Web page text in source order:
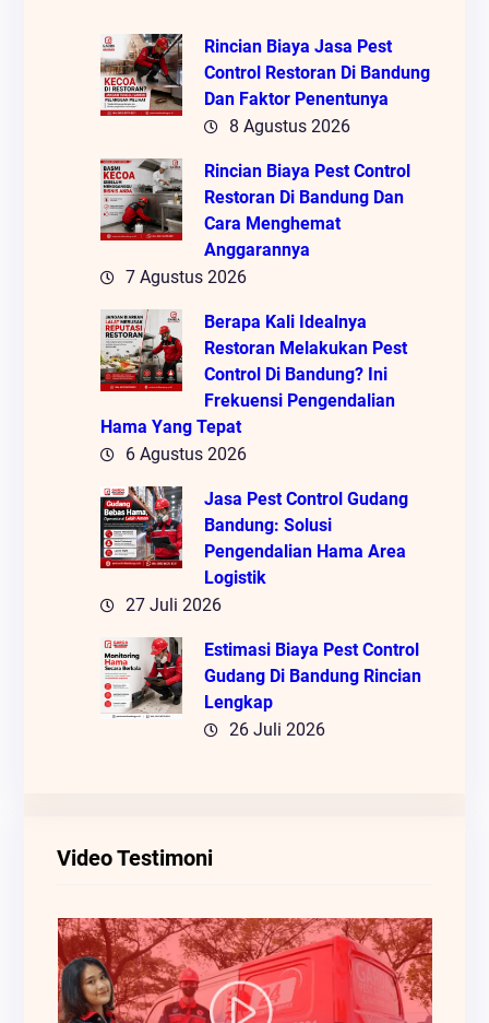
Rincian Biaya Jasa Pest
Control Restoran Di Bandung
Dan Faktor Penentunya
8 Agustus 2026
Rincian Biaya Pest Control
Restoran Di Bandung Dan
Cara Menghemat
Anggarannya
7 Agustus 2026
Berapa Kali Idealnya
Restoran Melakukan Pest
Control Di Bandung? Ini
Frekuensi Pengendalian
Hama Yang Tepat
6 Agustus 2026
Jasa Pest Control Gudang
Bandung: Solusi
Pengendalian Hama Area
Logistik
27 Juli 2026
Estimasi Biaya Pest Control
Gudang Di Bandung Rincian
Lengkap
26 Juli 2026
Video Testimoni